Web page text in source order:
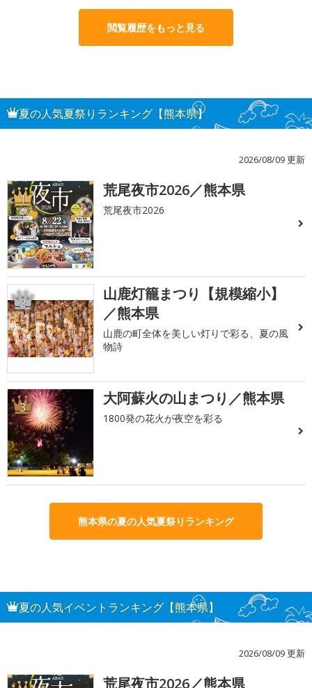
閲覧履歴をもっと見る
夏の人気夏祭りランキング【熊本県】
2026/08/09 更新
1 荒尾夜市2026／熊本県
荒尾夜市2026
2
山鹿灯籠まつり【規模縮小】
／熊本県
山鹿の町全体を美しい灯りで彩る、夏の風
物詩
3 大阿蘇火の山まつり／熊本県
1800発の花火が夜空を彩る
熊本県の夏の人気夏祭りランキング
夏の人気イベントランキング【熊本県】
2026/08/09 更新
荒尾夜市2026／熊本県